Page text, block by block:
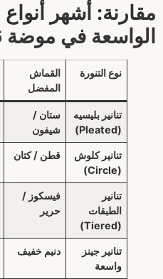
مقارنة: أشهر
الواسعة في موضة 2026
نوع التنورة
القماش
المفضل
تنانير بليسيه
(Pleated)
ستان /
شيفون
تنانير كلوش
(Circle)
قطن / كتان
تنانير
الطبقات
(Tiered)
فيسكوز /
حرير
تنانير جينز
واسعة
دنيم خفيف